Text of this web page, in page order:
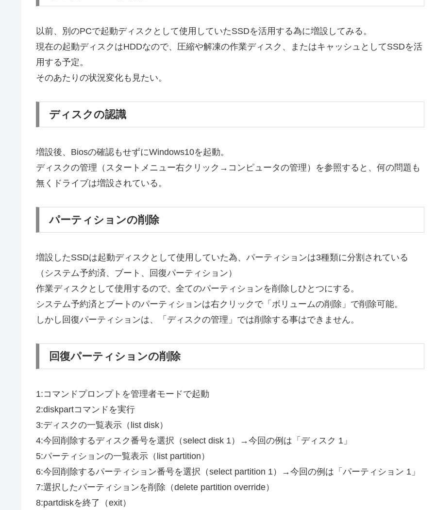
以前、別のPCで起動ディスクとして使用していたSSDを活用する為に増設してみる。
現在の起動ディスクはHDDなので、圧縮や解凍の作業ディスク、またはキャッシュとしてSSDを活
用する予定。
そのあたりの状況変化も見たい。
ディスクの認識
増設後、Biosの確認もせずにWindows10を起動。
ディスクの管理（スタートメニュー右クリック→コンピュータの管理）を参照すると、何の問題も
無くドライブは増設されている。
パーティションの削除
増設したSSDは起動ディスクとして使用していた為、パーティションは3種類に分割されている
（システム予約済、ブート、回復パーティション）
作業ディスクとして使用するので、全てのパーティションを削除しひとつにする。
システム予約済とブートのパーティションは右クリックで「ボリュームの削除」で削除可能。
しかし回復パーティションは、「ディスクの管理」では削除する事はできません。
回復パーティションの削除
1:コマンドプロンプトを管理者モードで起動
2:diskpartコマンドを実行
3:ディスクの一覧表示（list disk）
4:今回削除するディスク番号を選択（select disk 1）→今回の例は「ディスク 1」
5:パーティションの一覧表示（list partition）
6:今回削除するパーティション番号を選択（select partition 1）→今回の例は「パーティション 1」
7:選択したパーティションを削除（delete partition override）
8:partdiskを終了（exit）